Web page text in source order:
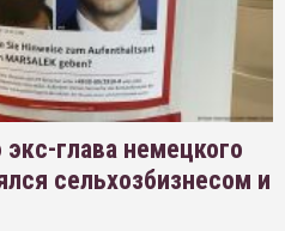
глава немецкого
сельхозбизнесом и